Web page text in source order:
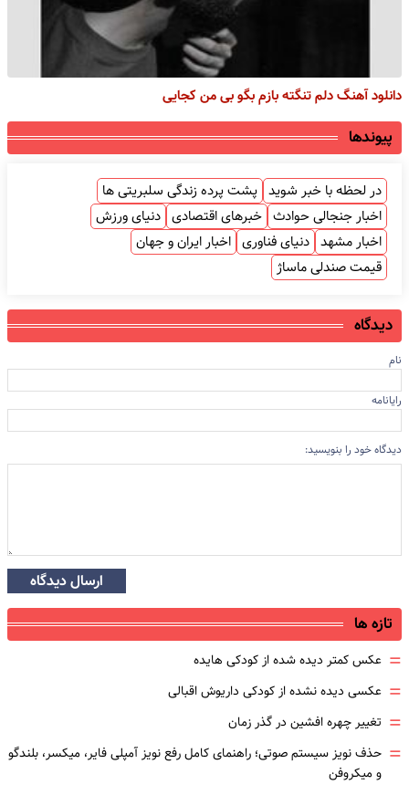
دانلود آهنگ دلم تنگته بازم بگو بی من کجایی
پیوندها
در لحظه با خبر شوید پشت پرده زندگی سلبریتی ها
اخبار جنجالی حوادث خبرهای اقتصادی دنیای ورزش
اخبار مشهد دنیای فناوری اخبار ایران و جهان
قیمت صندلی ماساژ
دیدگاه
نام
رایانامه
دیدگاه خود را بنویسید:
ارسال دیدگاه
تازه ها
= عکس کمتر دیده شده از کودکی هایده
= عکسی دیده نشده از کودکی داریوش اقبالی
= تغییر چهره افشین در گذر زمان
= حذف نویز سیستم صوتی؛ راهنمای کامل رفع نویز آمپلی فایر، میکسر، بلندگو
و میکروفن